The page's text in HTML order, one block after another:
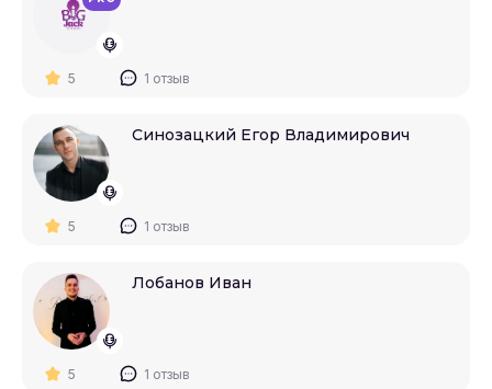
5 1 отзыв
Синозацкий Егор Владимирович
5 1 отзыв
Лобанов Иван
5 1 отзыв